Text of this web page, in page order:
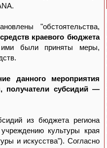
"обстоятельства,
краевого бюджета
были приняты меры,
данного мероприятия
получатели субсидий —
из бюджета региона
культуры края
и искусства"). Согласно